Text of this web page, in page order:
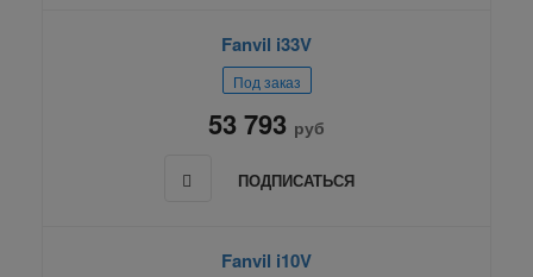
Fanvil i33V
Под заказ
53 793 руб
ПОДПИСАТЬСЯ
Fanvil i10V